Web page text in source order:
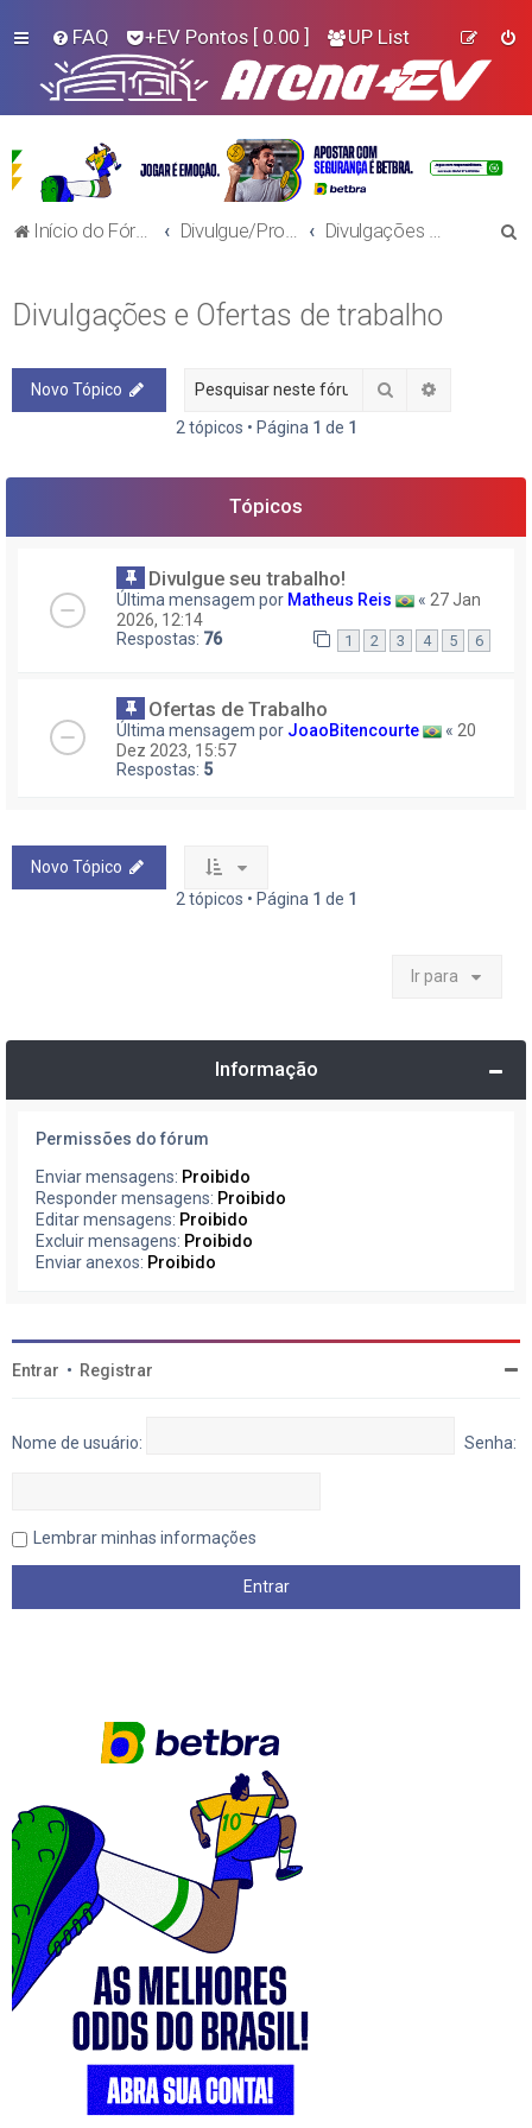
FAQ +EV Pontos [ 0.00 ] UP List
Início do Fórum!
Divulgações e Ofertas de trabalho
Novo Tópico Pesquisar
2 tópicos • Página 1 de 1
Tópicos
Divulgue seu trabalho!
Última mensagem por Matheus Reis « 27 Jan
2026, 12:14
Respostas: 76 1 2 3 4 5 6
Ofertas de Trabalho
Última mensagem por JoaoBitencourte « 20
Dez 2023, 15:57
Respostas: 5
Novo Tópico
2 tópicos • Página 1 de 1
Ir para
Informação
Permissões do fórum
Enviar mensagens: Proibido
Responder mensagens: Proibido
Editar mensagens: Proibido
Excluir mensagens: Proibido
Enviar anexos: Proibido
Entrar • Registrar
Nome de usuário: Senha:
Lembrar minhas informações